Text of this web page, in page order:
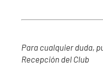
Para cualquier duda,
Recepción del Club